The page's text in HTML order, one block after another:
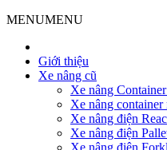
MENUMENU
Giới thiệu
Xe nâng cũ
Xe nâng
Xe nâng container
Xe nâng điện
Xe nâng điện
Xe nâng điện